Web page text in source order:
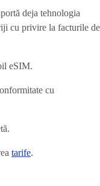
deja tehnologia
cu privire la facturile de
eSIM.
cu
tarife.